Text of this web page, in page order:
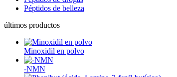
Péptidos de belleza
últimos productos
Minoxidil en polvo
-NMN